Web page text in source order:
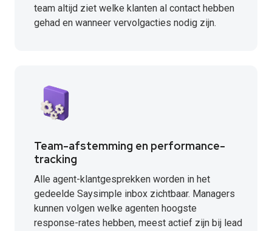
team altijd ziet welke klanten al contact hebben
gehad en wanneer vervolgacties nodig zijn.
Team-afstemming en performance-
tracking
Alle agent-klantgesprekken worden in het
gedeelde Saysimple inbox zichtbaar. Managers
kunnen volgen welke agenten hoogste
response-rates hebben, meest actief zijn bij lead